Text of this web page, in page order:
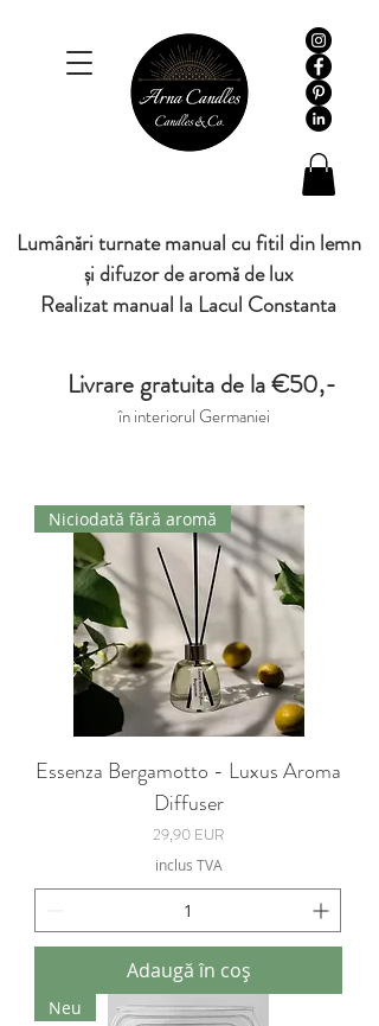
Livrare gratuita de la €50,-
în interiorul Germaniei
Lumânări turnate manual cu fitil din lemn
și difuzor de aromă de lux
Realizat manual la Lacul Constanta
Niciodată fără aromă
Essenza Bergamotto - Luxus Aroma
Diffuser
Preț
29,90 EUR
inclus TVA
Adaugă în coș
Neu